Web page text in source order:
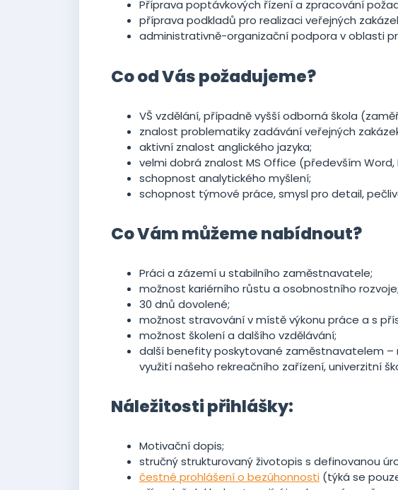
Příprava poptávkových řízení a zpracování
příprava podkladů pro realizaci veřejných
administrativně-organizační podpora v oblasti
Co od Vás požadujeme?
VŠ vzdělání, případně vyšší odborná škola
znalost problematiky zadávání veřejných
aktivní znalost anglického jazyka;
velmi dobrá znalost MS Office (především Word,
schopnost analytického myšlení;
schopnost týmové práce, smysl pro detail,
Co Vám můžeme nabídnout?
Práci a zázemí u stabilního zaměstnavatele;
možnost kariérního růstu a osobnostního rozvoje;
30 dnů dovolené;
možnost stravování v místě výkonu práce a s
možnost školení a dalšího vzdělávání;
další benefity poskytované zaměstnavatelem –
využití našeho rekreačního zařízení, univerzitní
Náležitosti přihlášky:
Motivační dopis;
stručný strukturovaný životopis s definovanou
čestné prohlášení o bezúhonnosti (týká se